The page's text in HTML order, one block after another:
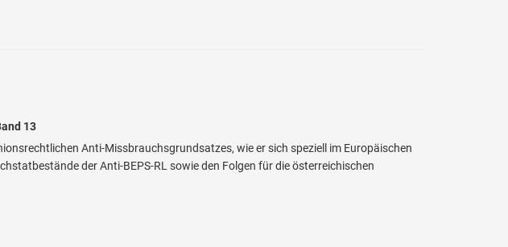
13
Anti-Missbrauchsgrundsatzes, wie er sich speziell im Europäischen
der Anti-BEPS-RL sowie den Folgen für die österreichischen